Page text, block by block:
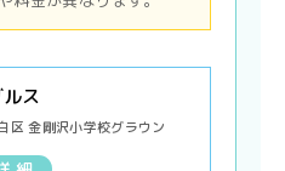
ス
区 金剛沢小学校グラウン